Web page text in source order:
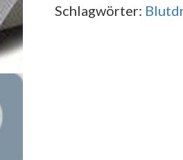
Schlagwörter: